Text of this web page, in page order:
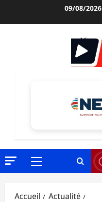
09/08/2026
Menu
Accueil
Actualité